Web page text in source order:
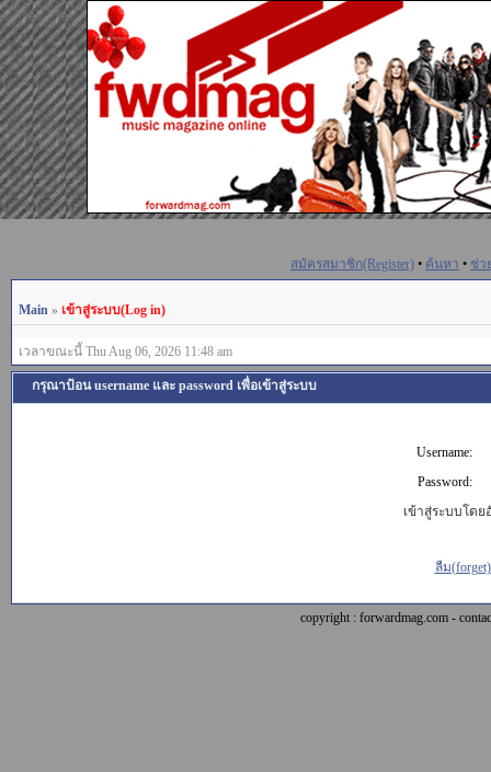
สมัครสมาชิก(Register) • ค้นหา • ช่ว
Main » เข้าสู่ระบบ(Log in)
เวลาขณะนี้ Thu Aug 06, 2026 11:48 am
กรุณาป้อน username และ password เพื่อเข้าสู่ระบบ
Username:
Password:
เข้าสู่ระบบโดย
ลืม
copyright : forwardmag.com -